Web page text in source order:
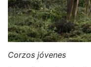
Corzos jóvenes